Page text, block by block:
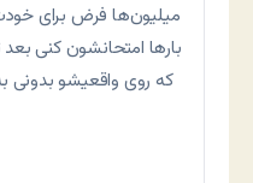
میلیون‌ها فرض برای
بارها امتحانشون کنی بعد
که روی واقعیشو بدونی